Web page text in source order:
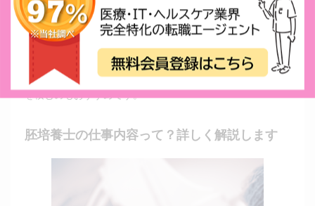
において非常に重要な役割を担っています。
胚培養士はまだまだ人数が不足しており、晩婚化や体外受精
の保険適用を背景に、今後もさらにニーズが伸びると考えら
れます。将来性を重視する場合は、胚培養士としてキャリア
を積むのもおすすめです。
胚培養士の仕事内容って？詳しく解説します